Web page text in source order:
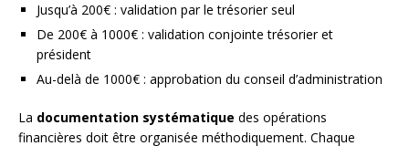
Jusqu’à 200€ : validation par le trésorier seul
De 200€ à 1000€ : validation conjointe trésorier et
président
Au-delà de 1000€ : approbation du conseil d’administration
La documentation systématique des opérations
financières doit être organisée méthodiquement. Chaque